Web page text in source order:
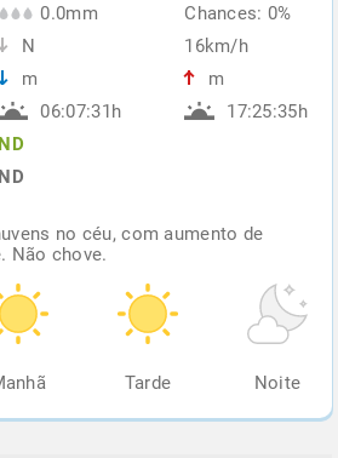
0.0mm
N
m
06:07:31h
ND
ND
Chances: 0%
16km/h
m
17:25:35h
no céu, com aumento de
Não chove.
Tarde Noite